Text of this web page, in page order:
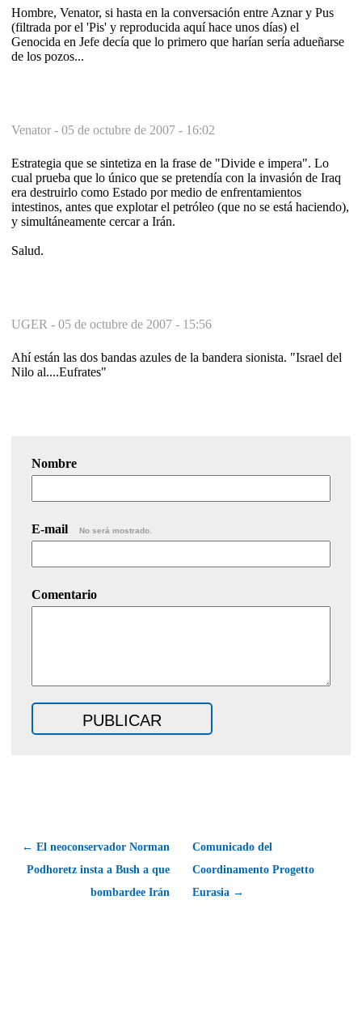
Hombre, Venator, si hasta en la conversación entre Aznar y Pus
(filtrada por el 'Pis' y reproducida aquí hace unos días) el
Genocida en Jefe decía que lo primero que harían sería adueñarse
de los pozos...
Venator - 05 de octubre de 2007 - 16:02
Estrategia que se sintetiza en la frase de "Divide e impera". Lo
cual prueba que lo único que se pretendía con la invasión de Iraq
era destruirlo como Estado por medio de enfrentamientos
intestinos, antes que explotar el petróleo (que no se está haciendo),
y simultáneamente cercar a Irán.
Salud.
UGER - 05 de octubre de 2007 - 15:56
Ahí están las dos bandas azules de la bandera sionista. "Israel del
Nilo al....Eufrates"
Nombre
E-mail No será mostrado.
Comentario
← El neoconservador Norman
Podhoretz insta a Bush a que
bombardee Irán
Comunicado del
Coordinamento Progetto
Eurasia →